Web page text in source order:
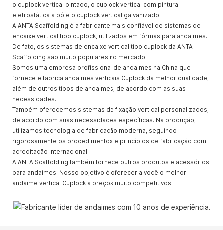
o cuplock vertical pintado, o cuplock vertical com pintura
eletrostática a pó e o cuplock vertical galvanizado.
A ANTA Scaffolding é a fabricante mais confiável de sistemas de
encaixe vertical tipo cuplock, utilizados em fôrmas para andaimes.
De fato, os sistemas de encaixe vertical tipo cuplock da ANTA
Scaffolding são muito populares no mercado.
Somos uma empresa profissional de andaimes na China que
fornece e fabrica andaimes verticais Cuplock da melhor qualidade,
além de outros tipos de andaimes, de acordo com as suas
necessidades.
Também oferecemos sistemas de fixação vertical personalizados,
de acordo com suas necessidades específicas. Na produção,
utilizamos tecnologia de fabricação moderna, seguindo
rigorosamente os procedimentos e princípios de fabricação com
acreditação internacional.
A ANTA Scaffolding também fornece outros produtos e acessórios
para andaimes. Nosso objetivo é oferecer a você o melhor
andaime vertical Cuplock a preços muito competitivos.